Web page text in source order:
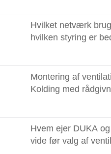
Hvilket netværk
hvilken styring er
Montering af
Kolding med
Hvem ejer DUKA
vide før valg af